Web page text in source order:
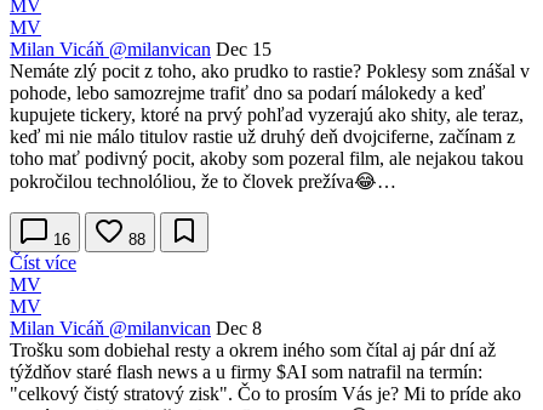
MV
MV
Milan Vicáň @milanvican Dec 15
Nemáte zlý pocit z toho, ako prudko to rastie? Poklesy som znášal v
pohode, lebo samozrejme trafiť dno sa podarí málokedy a keď
kupujete tickery, ktoré na prvý pohľad vyzerajú ako shity, ale teraz,
keď mi nie málo titulov rastie už druhý deň dvojciferne, začínam z
toho mať podivný pocit, akoby som pozeral film, ale nejakou takou
pokročilou technolóliou, že to človek prežíva😂…
16 88
Číst více
MV
MV
Milan Vicáň @milanvican Dec 8
Trošku som dobiehal resty a okrem iného som čítal aj pár dní až
týždňov staré flash news a u firmy $AI som natrafil na termín:
"celkový čistý stratový zisk". Čo to prosím Vás je? Mi to príde ako